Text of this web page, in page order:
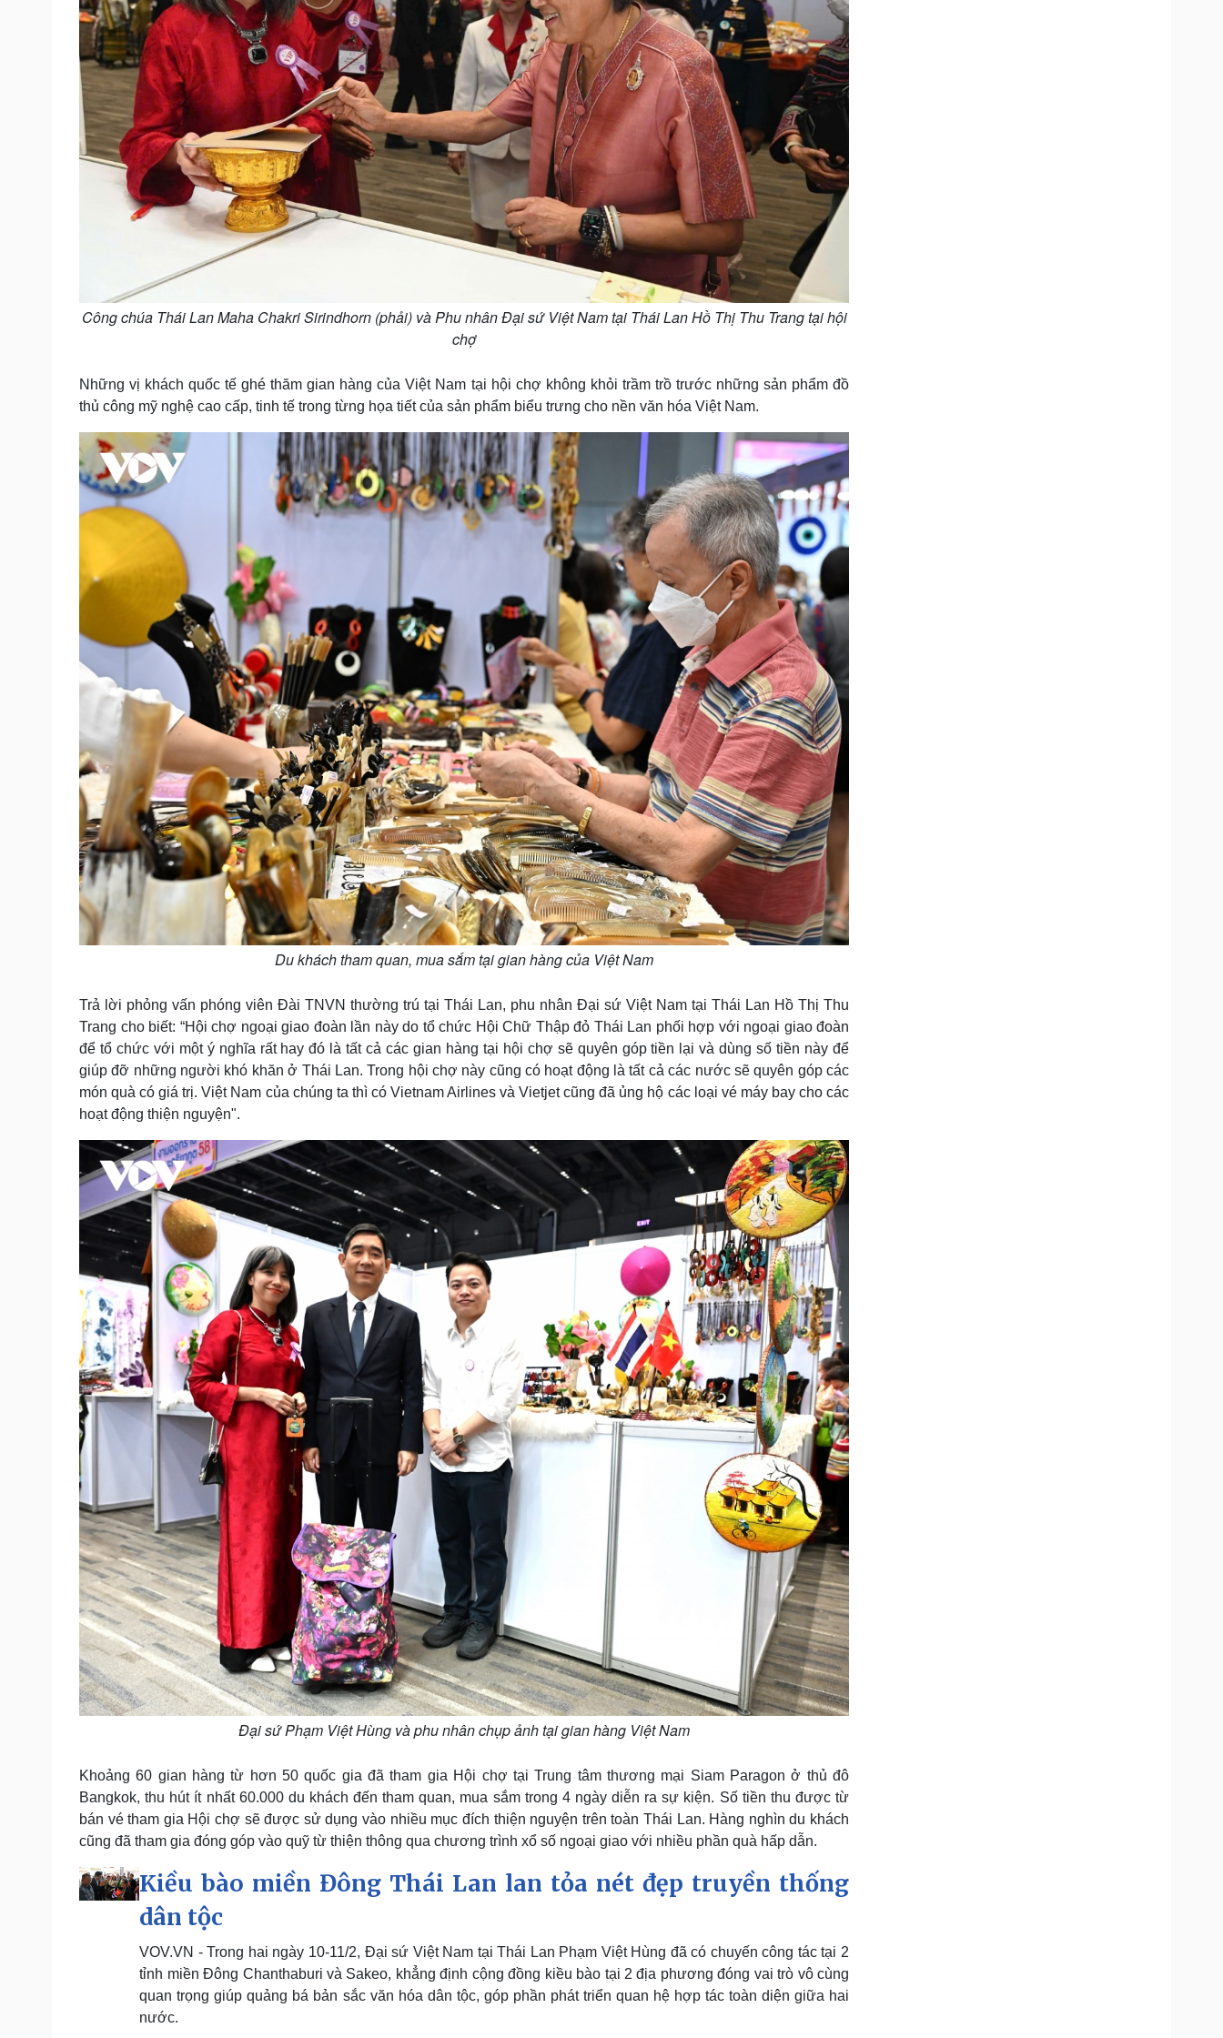
Công chúa Thái Lan Maha Chakri Sirindhorn (phải) và Phu nhân Đại sứ Việt Nam tại Thái Lan Hồ Thị Thu Trang tại hội
chợ
Những vị khách quốc tế ghé thăm gian hàng của Việt Nam tại hội chợ không khỏi trầm trồ trước những sản phẩm đồ
thủ công mỹ nghệ cao cấp, tinh tế trong từng họa tiết của sản phẩm biểu trưng cho nền văn hóa Việt Nam.
Du khách tham quan, mua sắm tại gian hàng của Việt Nam
Trả lời phỏng vấn phóng viên Đài TNVN thường trú tại Thái Lan, phu nhân Đại sứ Việt Nam tại Thái Lan Hồ Thị Thu
Trang cho biết: “Hội chợ ngoại giao đoàn lần này do tổ chức Hội Chữ Thập đỏ Thái Lan phối hợp với ngoại giao đoàn
để tổ chức với một ý nghĩa rất hay đó là tất cả các gian hàng tại hội chợ sẽ quyên góp tiền lại và dùng số tiền này để
giúp đỡ những người khó khăn ở Thái Lan. Trong hội chợ này cũng có hoạt động là tất cả các nước sẽ quyên góp các
món quà có giá trị. Việt Nam của chúng ta thì có Vietnam Airlines và Vietjet cũng đã ủng hộ các loại vé máy bay cho các
hoạt động thiện nguyện".
Đại sứ Phạm Việt Hùng và phu nhân chụp ảnh tại gian hàng Việt Nam
Khoảng 60 gian hàng từ hơn 50 quốc gia đã tham gia Hội chợ tại Trung tâm thương mại Siam Paragon ở thủ đô
Bangkok, thu hút ít nhất 60.000 du khách đến tham quan, mua sắm trong 4 ngày diễn ra sự kiện. Số tiền thu được từ
bán vé tham gia Hội chợ sẽ được sử dụng vào nhiều mục đích thiện nguyện trên toàn Thái Lan. Hàng nghìn du khách
cũng đã tham gia đóng góp vào quỹ từ thiện thông qua chương trình xổ số ngoại giao với nhiều phần quà hấp dẫn.
Kiều bào miền Đông Thái Lan lan tỏa nét đẹp truyền thống
dân tộc
VOV.VN - Trong hai ngày 10-11/2, Đại sứ Việt Nam tại Thái Lan Phạm Việt Hùng đã có chuyến công tác tại 2
tỉnh miền Đông Chanthaburi và Sakeo, khẳng định cộng đồng kiều bào tại 2 địa phương đóng vai trò vô cùng
quan trọng giúp quảng bá bản sắc văn hóa dân tộc, góp phần phát triển quan hệ hợp tác toàn diện giữa hai
nước.